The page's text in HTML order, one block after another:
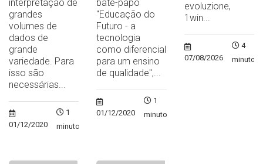
interpretação de
grandes
volumes de
dados de
grande
variedade. Para
isso são
necessárias...
01/12/2020
1
minuto
bate-papo
"Educação do
Futuro - a
tecnologia
como diferencial
para um ensino
de qualidade",...
01/12/2020
1
minuto
evoluzione,
1win...
07/08/2026
4
minutos